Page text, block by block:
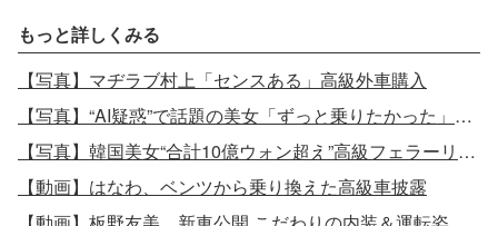
もっと詳しくみる
【写真】マヂラブ村上「センスある」高級外車購入
【写真】“AI疑惑”で話題の美女「ずっと乗りたかった」車購入報告ショット
【写真】韓国美女“合計10億ウォン超え”高級フェラーリ2台所有
【動画】はなわ、ベンツから乗り換えた高級車披露